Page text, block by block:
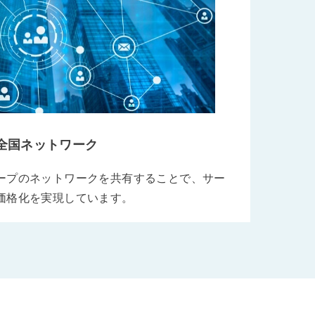
国ネットワーク
プのネットワークを共有することで、サー
化を実現しています。